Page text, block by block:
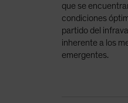
que se
condiciones
partido del
inherente a los
emergentes.